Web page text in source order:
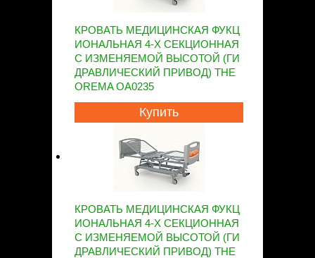
КРОВАТЬ МЕДИЦИНСКАЯ ФУКЦ
ИОНАЛЬНАЯ 4-Х СЕКЦИОННАЯ
С ИЗМЕНЯЕМОЙ ВЫСОТОЙ (ГИ
ДРАВЛИЧЕСКИЙ ПРИВОД) THE
OREMA OA0235
Купить
КРОВАТЬ МЕДИЦИНСКАЯ ФУКЦ
ИОНАЛЬНАЯ 4-Х СЕКЦИОННАЯ
С ИЗМЕНЯЕМОЙ ВЫСОТОЙ (ГИ
ДРАВЛИЧЕСКИЙ ПРИВОД) THE